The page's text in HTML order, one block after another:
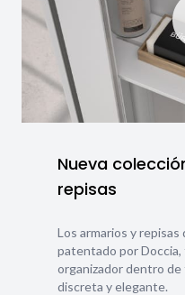
Nueva
repisas
Los armarios y
patentado por
organizador dentro de
discreta y elegante.